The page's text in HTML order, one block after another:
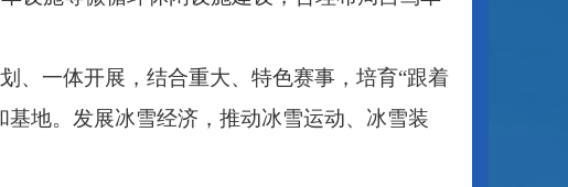
、一体开展，结合重大、特色赛事，培育“跟着
地。发展冰雪经济，推动冰雪运动、冰雪装